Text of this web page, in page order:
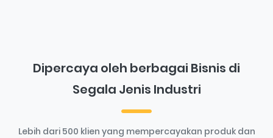
Dipercaya oleh berbagai Bisnis di
Segala Jenis Industri
Lebih dari 500 klien yang mempercayakan produk dan